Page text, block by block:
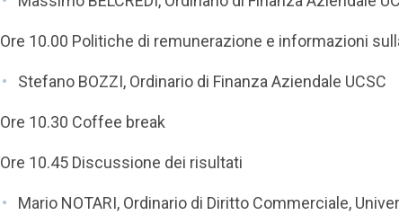
Ore 10.00 Politiche di remunerazione e informazioni
Stefano BOZZI, Ordinario di Finanza Aziendale UCSC
Ore 10.30 Coffee break
Ore 10.45 Discussione dei risultati
Mario NOTARI, Ordinario di Diritto Commerciale,